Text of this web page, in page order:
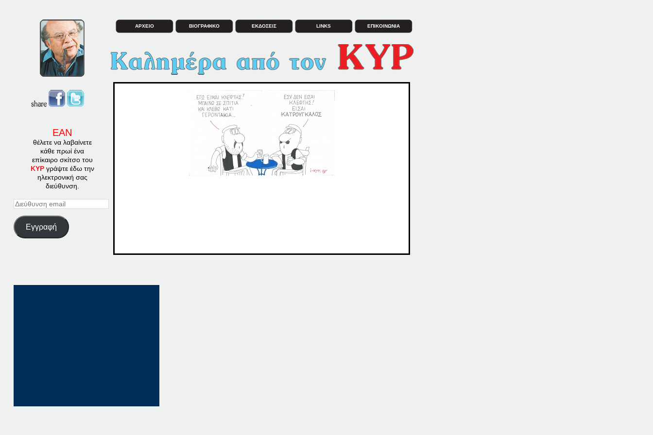
ΕΑΝ
θέλετε να λαβαίνετε
κάθε πρωί ένα
επίκαιρο σκίτσο του
ΚΥΡγράψτε έδω την
ηλεκτρονική σας
διεύθυνση.
Διεύθυνση
Εγγραφή
ΑΡΧΕΙΟ ΒΙΟΓΡΑΦΙΚΟ ΕΚΔΟΣΕΙΣ LINKS ΕΠΙΚΟΙΝΩΝΙΑ